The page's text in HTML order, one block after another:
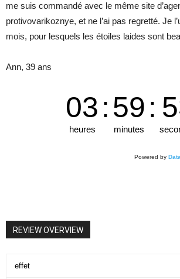
me suis commandé avec le même site
protivovarikoznye, et ne l’ai pas regretté. Je
mois, pour lesquels les étoiles laides sont
Ann, 39 ans
03
heures
:59
minutes
:
Powered by
REVIEW OVERVIEW
effet